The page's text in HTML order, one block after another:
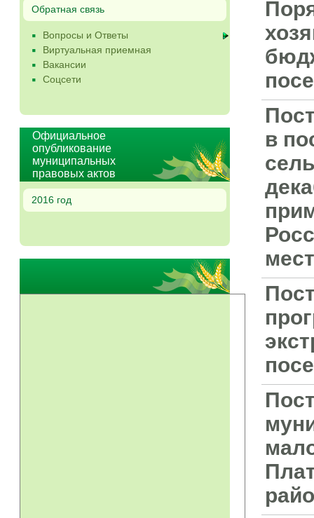
Обратная связь
Вопросы и Ответы
Виртуальная приемная
Вакансии
Соцсети
Официальное
опубликование
муниципальных
правовых актов
2016 год
в